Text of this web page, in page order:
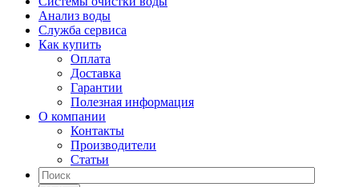
Анализ воды
Служба сервиса
Как купить
Оплата
Доставка
Гарантии
Полезная информация
О компании
Контакты
Производители
Статьи